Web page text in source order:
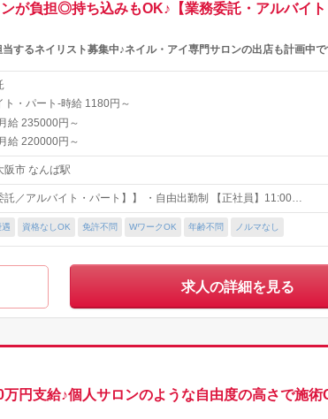
が負担◎持ち込みもOK♪【業務委託・アルバイト
するネイリスト募集中♪ネイル・アイ専門サロンの出店も計画中で
ト・パート-時給 1180円～
給 235000円～
給 220000円～
阪市 なんば駅
託／アルバイト・パート】】 ・自由出勤制 【正社員】11:00…
資格なしOK 免許不問 WワークOK 年齢不問 ノルマなし
求人の詳細を見る
円支給♪個人サロンのような自由度の高さで施術